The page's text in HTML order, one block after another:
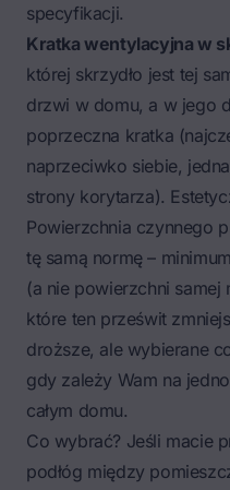
specyfikacji.
Kratka wentylacyjna w
której skrzydło jest tej
drzwi w domu, a w jego
poprzeczna kratka
naprzeciwko siebie,
strony korytarza).
Powierzchnia czynnego
tę samą normę –
(a nie powierzchni
które ten prześwit
droższe, ale wybierane
gdy zależy Wam na
całym domu.
Co wybrać? Jeśli macie
podłóg między